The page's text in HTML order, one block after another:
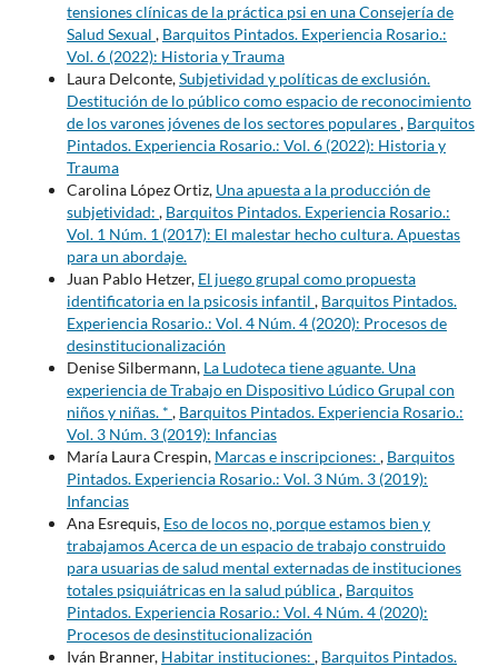
tensiones clínicas de la práctica psi en una Consejería de
Salud Sexual , Barquitos Pintados. Experiencia Rosario.:
Vol. 6 (2022): Historia y Trauma
Laura Delconte,Subjetividad y políticas de exclusión.
Destitución de lo público como espacio de reconocimiento
de los varones jóvenes de los sectores populares, Barquitos
Pintados. Experiencia Rosario.: Vol. 6 (2022): Historia y
Trauma
Carolina López Ortiz, Una apuesta a la producción de
subjetividad: , Barquitos Pintados. Experiencia Rosario.:
Vol. 1 Núm. 1 (2017): El malestar hecho cultura. Apuestas
para un abordaje.
Juan Pablo Hetzer, El juego grupal como propuesta
identificatoria en la psicosis infantil , Barquitos Pintados.
Experiencia Rosario.: Vol. 4 Núm. 4 (2020): Procesos de
desinstitucionalización
Denise Silbermann, La Ludoteca tiene aguante. Una
experiencia de Trabajo en Dispositivo Lúdico Grupal con
niños y niñas. * , Barquitos Pintados. Experiencia Rosario.:
Vol. 3 Núm. 3 (2019): Infancias
María Laura Crespin, Marcas e inscripciones: , Barquitos
Pintados. Experiencia Rosario.: Vol. 3 Núm. 3 (2019):
Infancias
Ana Esrequis, Eso de locos no, porque estamos bien y
trabajamos Acerca de un espacio de trabajo construido
para usuarias de salud mental externadas de instituciones
totales psiquiátricas en la salud pública, Barquitos
Pintados. Experiencia Rosario.: Vol. 4 Núm. 4 (2020):
Procesos de desinstitucionalización
Iván Branner, Habitar instituciones: , Barquitos Pintados.